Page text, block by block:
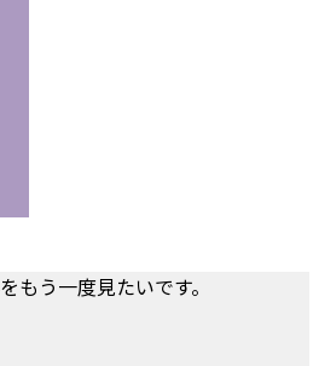
もう一度見たいです。